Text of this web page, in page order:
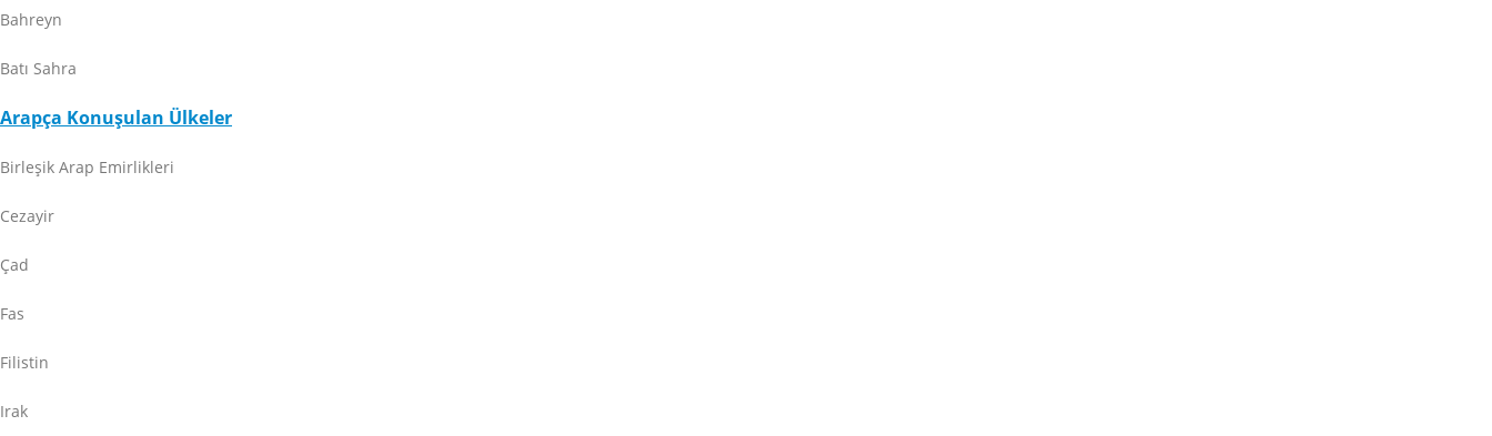
Bahreyn
Batı Sahra
Arapça Konuşulan Ülkeler
Birleşik Arap Emirlikleri
Cezayir
Çad
Fas
Filistin
Irak